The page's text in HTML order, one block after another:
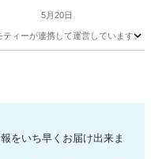
5月20日
ティーが連携して運営していま
をいち早くお届け出来ま